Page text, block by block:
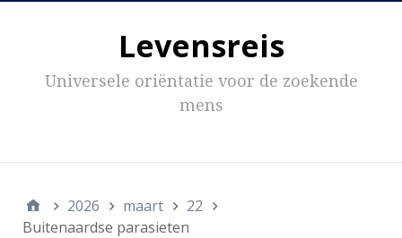
Levensreis
Universele oriëntatie voor de zoekende
mens
2026 maart
22
Buitenaardse parasieten